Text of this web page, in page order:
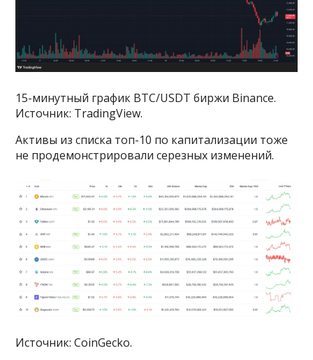
15-минутный график BTC/USDT биржи Binance.
Источник: TradingView.
Активы из списка топ-10 по капитализации тоже
не продемонстрировали серезных изменений.
Источник: CoinGecko.